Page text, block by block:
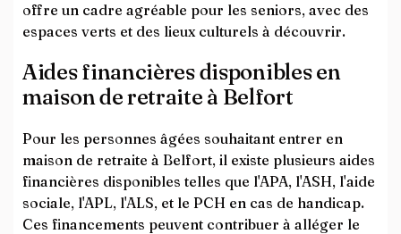
offre un cadre agréable pour les seniors, avec des
espaces verts et des lieux culturels à découvrir.
Aides financières disponibles en
maison de retraite à Belfort
Pour les personnes âgées souhaitant entrer en
maison de retraite à Belfort, il existe plusieurs aides
financières disponibles telles que l'APA, l'ASH, l'aide
sociale, l'APL, l'ALS, et le PCH en cas de handicap.
Ces financements peuvent contribuer à alléger le